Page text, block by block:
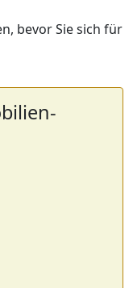
bevor Sie sich für